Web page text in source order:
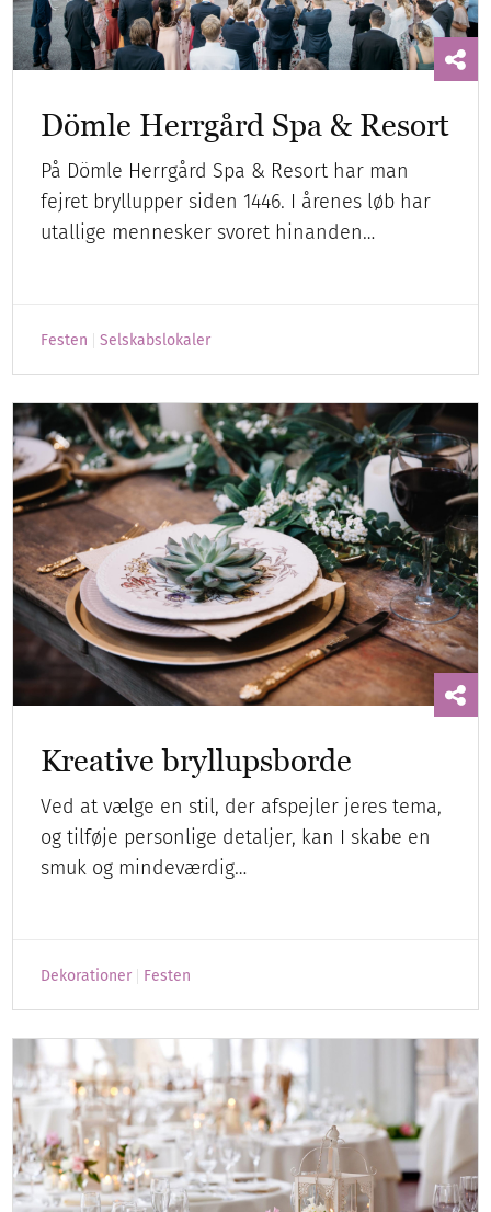
Dömle Herrgård Spa & Resort
På Dömle Herrgård Spa & Resort har man
fejret bryllupper siden 1446. I årenes løb har
utallige mennesker svoret hinanden…
Festen Selskabslokaler
Kreative bryllupsborde
Ved at vælge en stil, der afspejler jeres tema,
og tilføje personlige detaljer, kan I skabe en
smuk og mindeværdig…
Dekorationer Festen